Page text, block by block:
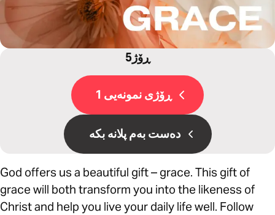
5ڕۆژ
ڕۆژی نمونەیی 1
دەست بەم پلانە بکە
God offers us a beautiful gift – grace. This gift of
grace will both transform you into the likeness of
Christ and help you live your daily life well. Follow